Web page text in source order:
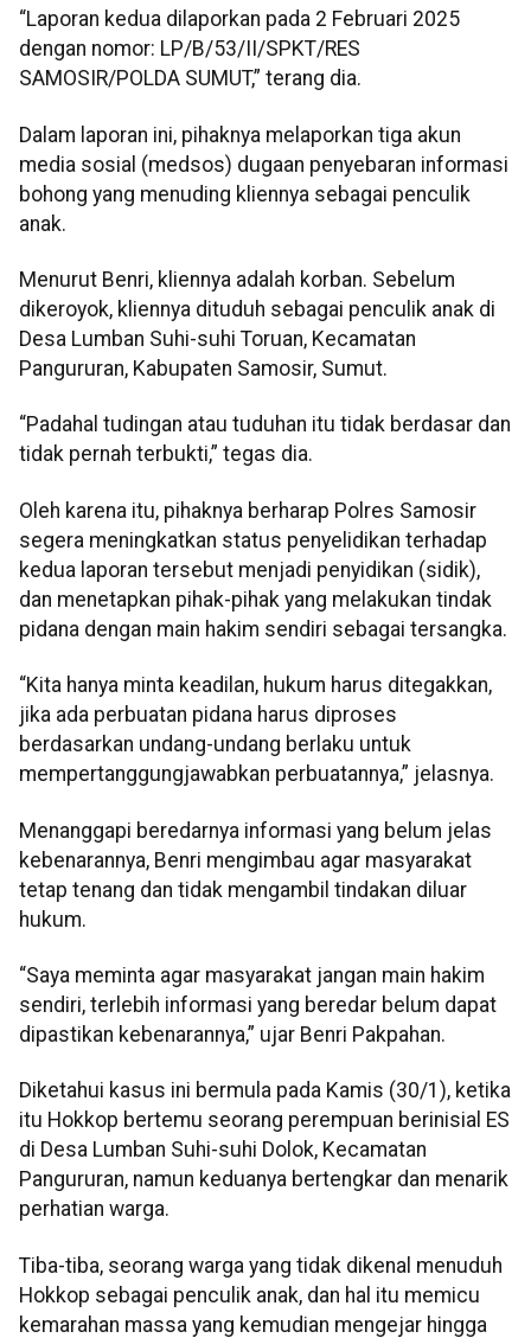
“Laporan kedua dilaporkan pada 2 Februari 2025
dengan nomor: LP/B/53/II/SPKT/RES
SAMOSIR/POLDA SUMUT,” terang dia.
Dalam laporan ini, pihaknya melaporkan tiga akun
media sosial (medsos) dugaan penyebaran informasi
bohong yang menuding kliennya sebagai penculik
anak.
Menurut Benri, kliennya adalah korban. Sebelum
dikeroyok, kliennya dituduh sebagai penculik anak di
Desa Lumban Suhi-suhi Toruan, Kecamatan
Pangururan, Kabupaten Samosir, Sumut.
“Padahal tudingan atau tuduhan itu tidak berdasar dan
tidak pernah terbukti,” tegas dia.
Oleh karena itu, pihaknya berharap Polres Samosir
segera meningkatkan status penyelidikan terhadap
kedua laporan tersebut menjadi penyidikan (sidik),
dan menetapkan pihak-pihak yang melakukan tindak
pidana dengan main hakim sendiri sebagai tersangka.
“Kita hanya minta keadilan, hukum harus ditegakkan,
jika ada perbuatan pidana harus diproses
berdasarkan undang-undang berlaku untuk
mempertanggungjawabkan perbuatannya,” jelasnya.
Menanggapi beredarnya informasi yang belum jelas
kebenarannya, Benri mengimbau agar masyarakat
tetap tenang dan tidak mengambil tindakan diluar
hukum.
“Saya meminta agar masyarakat jangan main hakim
sendiri, terlebih informasi yang beredar belum dapat
dipastikan kebenarannya,” ujar Benri Pakpahan.
Diketahui kasus ini bermula pada Kamis (30/1), ketika
itu Hokkop bertemu seorang perempuan berinisial ES
di Desa Lumban Suhi-suhi Dolok, Kecamatan
Pangururan, namun keduanya bertengkar dan menarik
perhatian warga.
Tiba-tiba, seorang warga yang tidak dikenal menuduh
Hokkop sebagai penculik anak, dan hal itu memicu
kemarahan massa yang kemudian mengejar hingga